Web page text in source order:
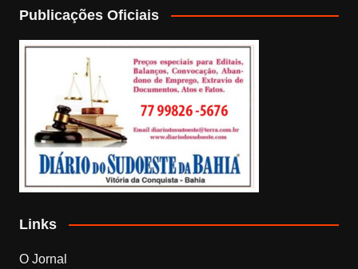
Publicações Oficiais
Links
O Jornal